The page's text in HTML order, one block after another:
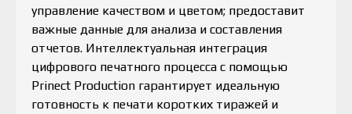
управление качеством и цветом; предоставит
важные данные для анализа и составления
отчетов. Интеллектуальная интеграция
цифрового печатного процесса с помощью
Prinect Production гарантирует идеальную
готовность к печати коротких тиражей и